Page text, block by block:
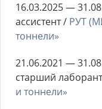
16.03.2025 —
ассистент / РУТ
тоннели»
21.06.2021 —
старший
и тоннели»